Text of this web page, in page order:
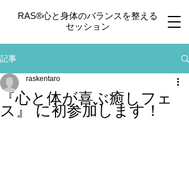
​RAS®心と身体のバランスを整える
セッション
記事
『心と体が喜ぶ癒しフェ
ス』 に初参加します！
raskentaro